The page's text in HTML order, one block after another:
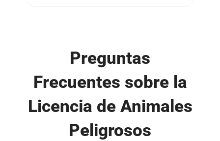
Preguntas
Frecuentes sobre la
Licencia de Animales
Peligrosos